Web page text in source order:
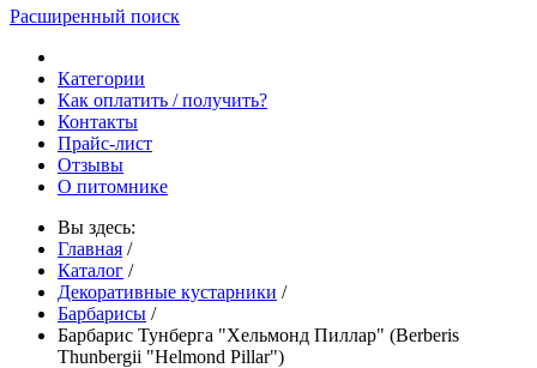
Расширенный поиск
Категории
Как оплатить / получить?
Контакты
Прайс-лист
Отзывы
О питомнике
Вы здесь:
Главная /
Каталог /
Декоративные кустарники /
Барбарисы /
Барбарис Тунберга "Хельмонд Пиллар" (Berberis
Thunbergii "Helmond Pillar")